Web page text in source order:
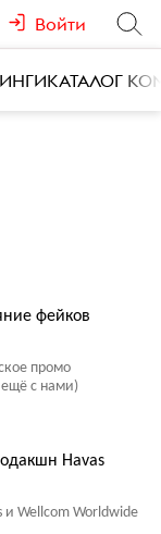
Войти
КАТАЛОГ
фейков
промо
с нами)
Havas
и Wellcom Worldwide